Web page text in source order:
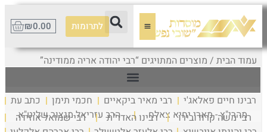
לתרומות ₪0.00
עמוד הבית / מוצרים המתויגים “רבי יהודה אריה ממודינה”
רבינו חיים פאלאג'י רבי מאיר ביקאיים חכמי תימן
כתב עת
מהרי"ץ - מארי יחיא צאלח
הרב עזריאל מנצור שליט"א רבי משה קרודובירו רבינו האדר"ת
רבי שמואל אוזידה